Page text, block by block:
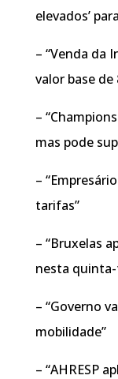
elevados’
– “Venda da
valor base de
–
mas pode
–
tarifas”
– “Bruxelas
nesta
– “Governo
mobilidade”
– “AHRESP